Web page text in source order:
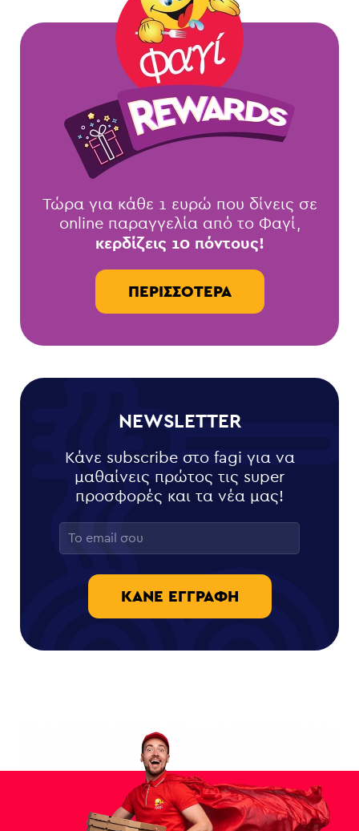
Τώρα για κάθε 1 ευρώ που δίνεις σε
online παραγγελία από το Φαγί,
κερδίζεις 10 πόντους!
ΠΕΡΙΣΣΌΤΕΡΑ
NEWSLETTER
Κάνε subscribe στο fagi για να
μαθαίνεις πρώτος τις super
προσφορές και τα νέα μας!
ΚΆΝΕ ΕΓΓΡΑΦΉ